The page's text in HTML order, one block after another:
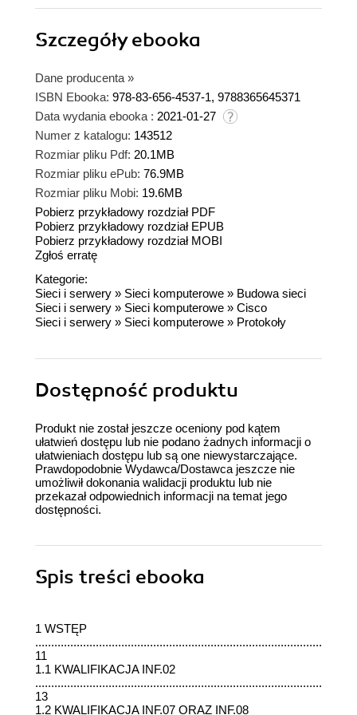
Szczegółyebooka
Dane producenta »
ISBN Ebooka: 978-83-656-4537-1, 9788365645371
Data wydania ebooka : 2021-01-27
Numer z katalogu: 143512
Rozmiar pliku Pdf: 20.1MB
Rozmiar pliku ePub: 76.9MB
Rozmiar pliku Mobi: 19.6MB
Pobierz przykładowy rozdział PDF
Pobierz przykładowy rozdział EPUB
Pobierz przykładowy rozdział MOBI
Zgłoś erratę
Kategorie:
Sieci i serwery » Sieci komputerowe » Budowa sieci
Sieci i serwery » Sieci komputerowe » Cisco
Sieci i serwery » Sieci komputerowe » Protokoły
Dostępność produktu
Produkt nie został jeszcze oceniony pod kątem
ułatwień dostępu lub nie podano żadnych informacji o
ułatwieniach dostępu lub są one niewystarczające.
Prawdopodobnie Wydawca/Dostawca jeszcze nie
umożliwił dokonania walidacji produktu lub nie
przekazał odpowiednich informacji na temat jego
dostępności.
Spis treści ebooka
1 WSTĘP
11
1.1 KWALIFIKACJA INF.02
..........................................................................................
13
1.2 KWALIFIKACJA INF.07 ORAZ INF.08